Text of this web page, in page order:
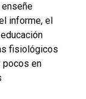
informe, el
fisiológicos
pocos en